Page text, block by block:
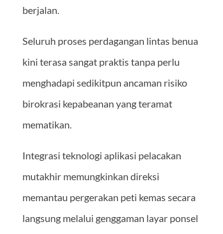
berjalan.
Seluruh proses perdagangan lintas benua
kini terasa sangat praktis tanpa perlu
menghadapi sedikitpun ancaman risiko
birokrasi kepabeanan yang teramat
mematikan.
Integrasi teknologi aplikasi pelacakan
mutakhir memungkinkan direksi
memantau pergerakan peti kemas secara
langsung melalui genggaman layar ponsel